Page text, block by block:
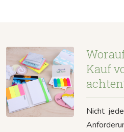
Kauf
Nicht